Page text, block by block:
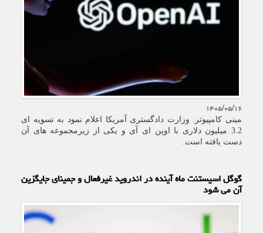
۱۴۰۵/۰۵/۱۶
مینی کامپیوتر: وزارت دادگستری آمریکا اعلام نمود به تسویه ای
3.2 میلیون دلاری با اوپن ای آی و یکی از زیرمجموعه های آن
دست یافته است.
گوگل اسیستنت ماه آینده در اندروید غیرفعال و جمینای جایگزین
آن می شود